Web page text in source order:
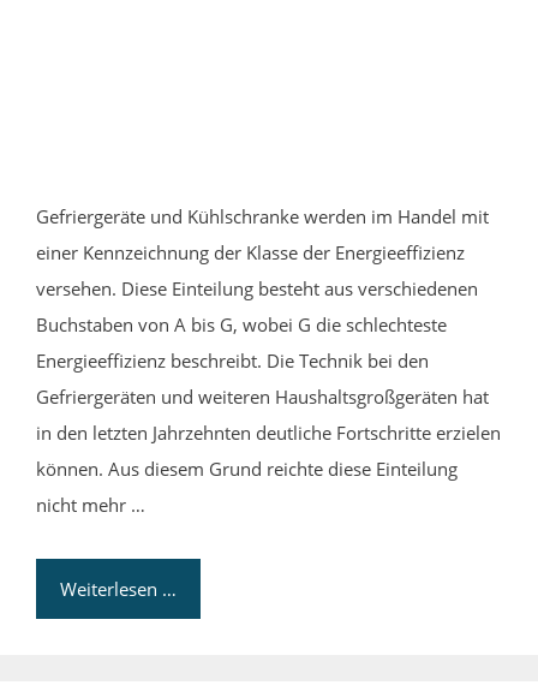
Gefriergeräte und Kühlschranke werden im Handel mit
einer Kennzeichnung der Klasse der Energieeffizienz
versehen. Diese Einteilung besteht aus verschiedenen
Buchstaben von A bis G, wobei G die schlechteste
Energieeffizienz beschreibt. Die Technik bei den
Gefriergeräten und weiteren Haushaltsgroßgeräten hat
in den letzten Jahrzehnten deutliche Fortschritte erzielen
können. Aus diesem Grund reichte diese Einteilung
nicht mehr …
Weiterlesen …